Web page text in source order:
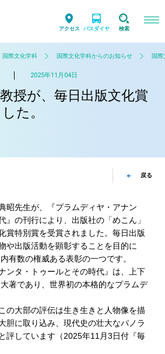
アクセス バスダイヤ 検索
国際文化学科 国際文化学科からのお知らせ 国際
2025年11月04日
授が、毎日出版文化賞
た。
戻る
昭先生が、『プラムディヤ・アナン
』の刊行により、出版社の「めこん」
賞特別賞を受賞されました。毎日出版
や出版活動を顕彰することを目的に
有数の権威ある表彰の一つです。
ンタ・トゥールとその時代』は、上下
著であり、世界初の本格的なプラムデ
の大部の評伝は生き生きと人物像を描
胆に取り込み、現代史の壮大なパノラ
評しています（2025年11月3日付『毎